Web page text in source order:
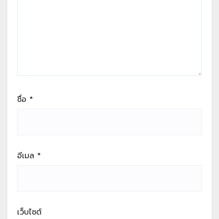
ชื่อ *
อีเมล *
เว็บไซต์